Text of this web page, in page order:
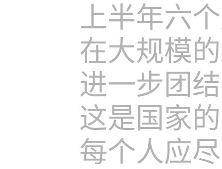
上半年六
在大规模
进一步团
这是国家
每个人应